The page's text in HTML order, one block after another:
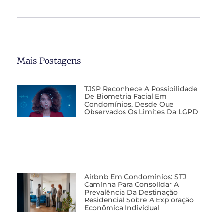
Mais Postagens
TJSP Reconhece A Possibilidade
De Biometria Facial Em
Condomínios, Desde Que
Observados Os Limites Da LGPD
Airbnb Em Condomínios: STJ
Caminha Para Consolidar A
Prevalência Da Destinação
Residencial Sobre A Exploração
Econômica Individual